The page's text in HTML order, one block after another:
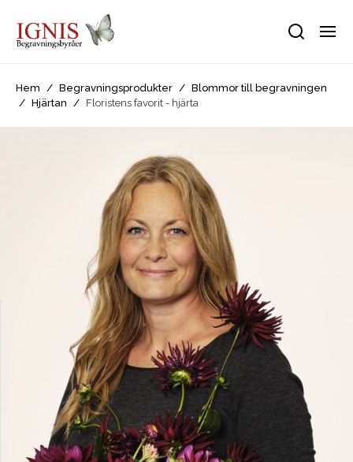
Hem / Begravningsprodukter /
Blommor till begravningen
/
Hjärtan / Floristens favorit - hjärta